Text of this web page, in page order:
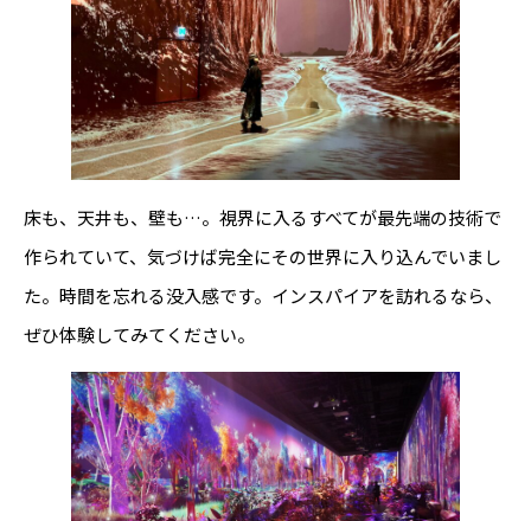
床も、天井も、壁も…。視界に入るすべてが最先端の技術で
作られていて、気づけば完全にその世界に入り込んでいまし
た。時間を忘れる没入感です。インスパイアを訪れるなら、
ぜひ体験してみてください。